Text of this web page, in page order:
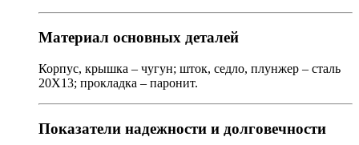
Материал основных деталей
Корпус, крышка – чугун; шток, седло, плунжер – сталь
20Х13; прокладка – паронит.
Показатели надежности и долговечности